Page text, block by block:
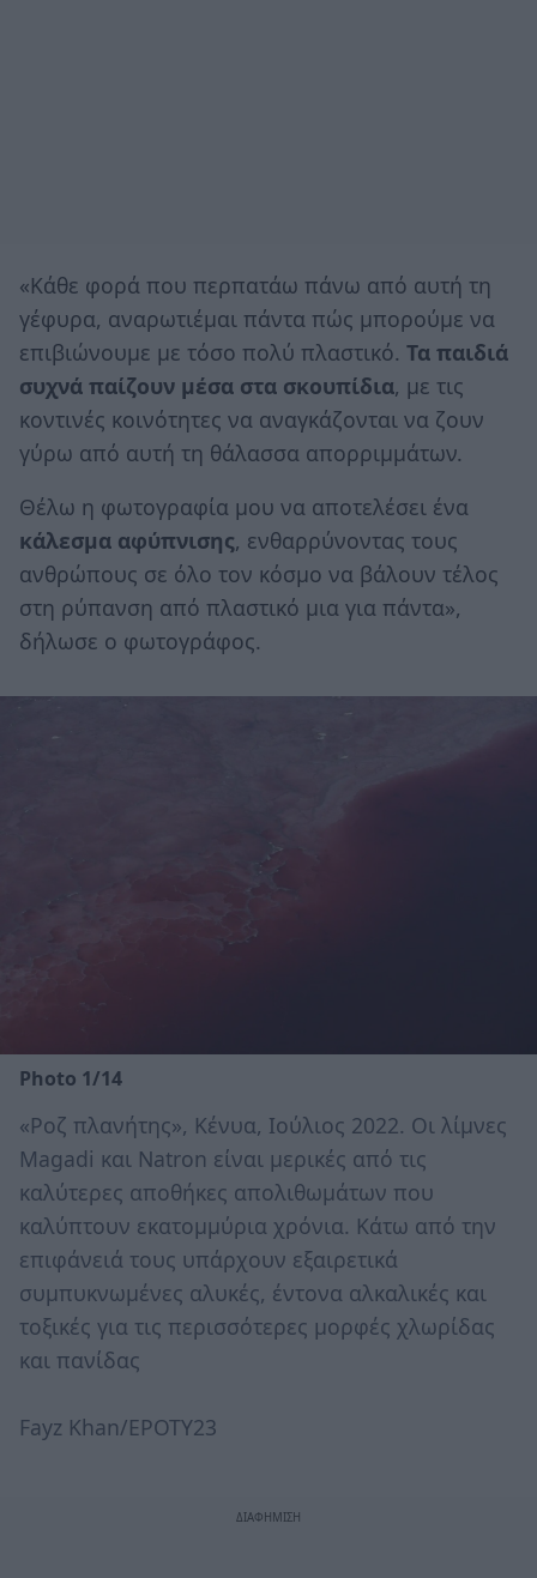
«Κάθε φορά που περπατάω πάνω από αυτή τη
γέφυρα, αναρωτιέμαι πάντα πώς μπορούμε να
επιβιώνουμε με τόσο πολύ πλαστικό. Τα παιδιά
συχνά παίζουν μέσα στα σκουπίδια, με τις
κοντινές κοινότητες να αναγκάζονται να ζουν
γύρω από αυτή τη θάλασσα απορριμμάτων.
Θέλω η φωτογραφία μου να αποτελέσει ένα
κάλεσμα αφύπνισης, ενθαρρύνοντας τους
ανθρώπους σε όλο τον κόσμο να βάλουν τέλος
στη ρύπανση από πλαστικό μια για πάντα»,
δήλωσε ο φωτογράφος.
Photo 1/14
«Ροζ πλανήτης», Κένυα, Ιούλιος 2022. Οι λίμνες
Magadi και Natron είναι μερικές από τις
καλύτερες αποθήκες απολιθωμάτων που
καλύπτουν εκατομμύρια χρόνια. Κάτω από την
επιφάνειά τους υπάρχουν εξαιρετικά
συμπυκνωμένες αλυκές, έντονα αλκαλικές και
τοξικές για τις περισσότερες μορφές χλωρίδας
και πανίδας
Fayz Khan/EPOTY23